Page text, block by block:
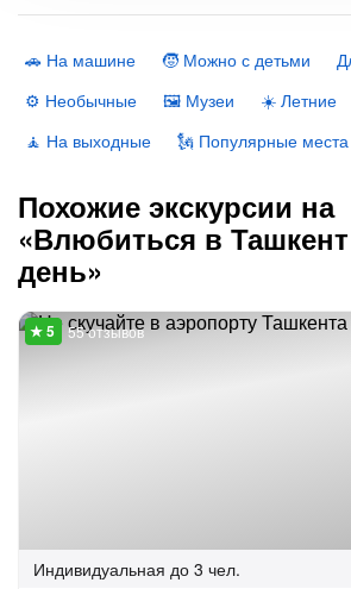
🚗 На машине 🧒 Можно с детьми
⚙️ Необычные
🖼 Музеи ☀️ Летние
🧘 На выходные
🗽 Популярные места
Похожие экскурсии на
«Влюбиться в
день»
55 отзывов
Индивидуальная до 3 чел.